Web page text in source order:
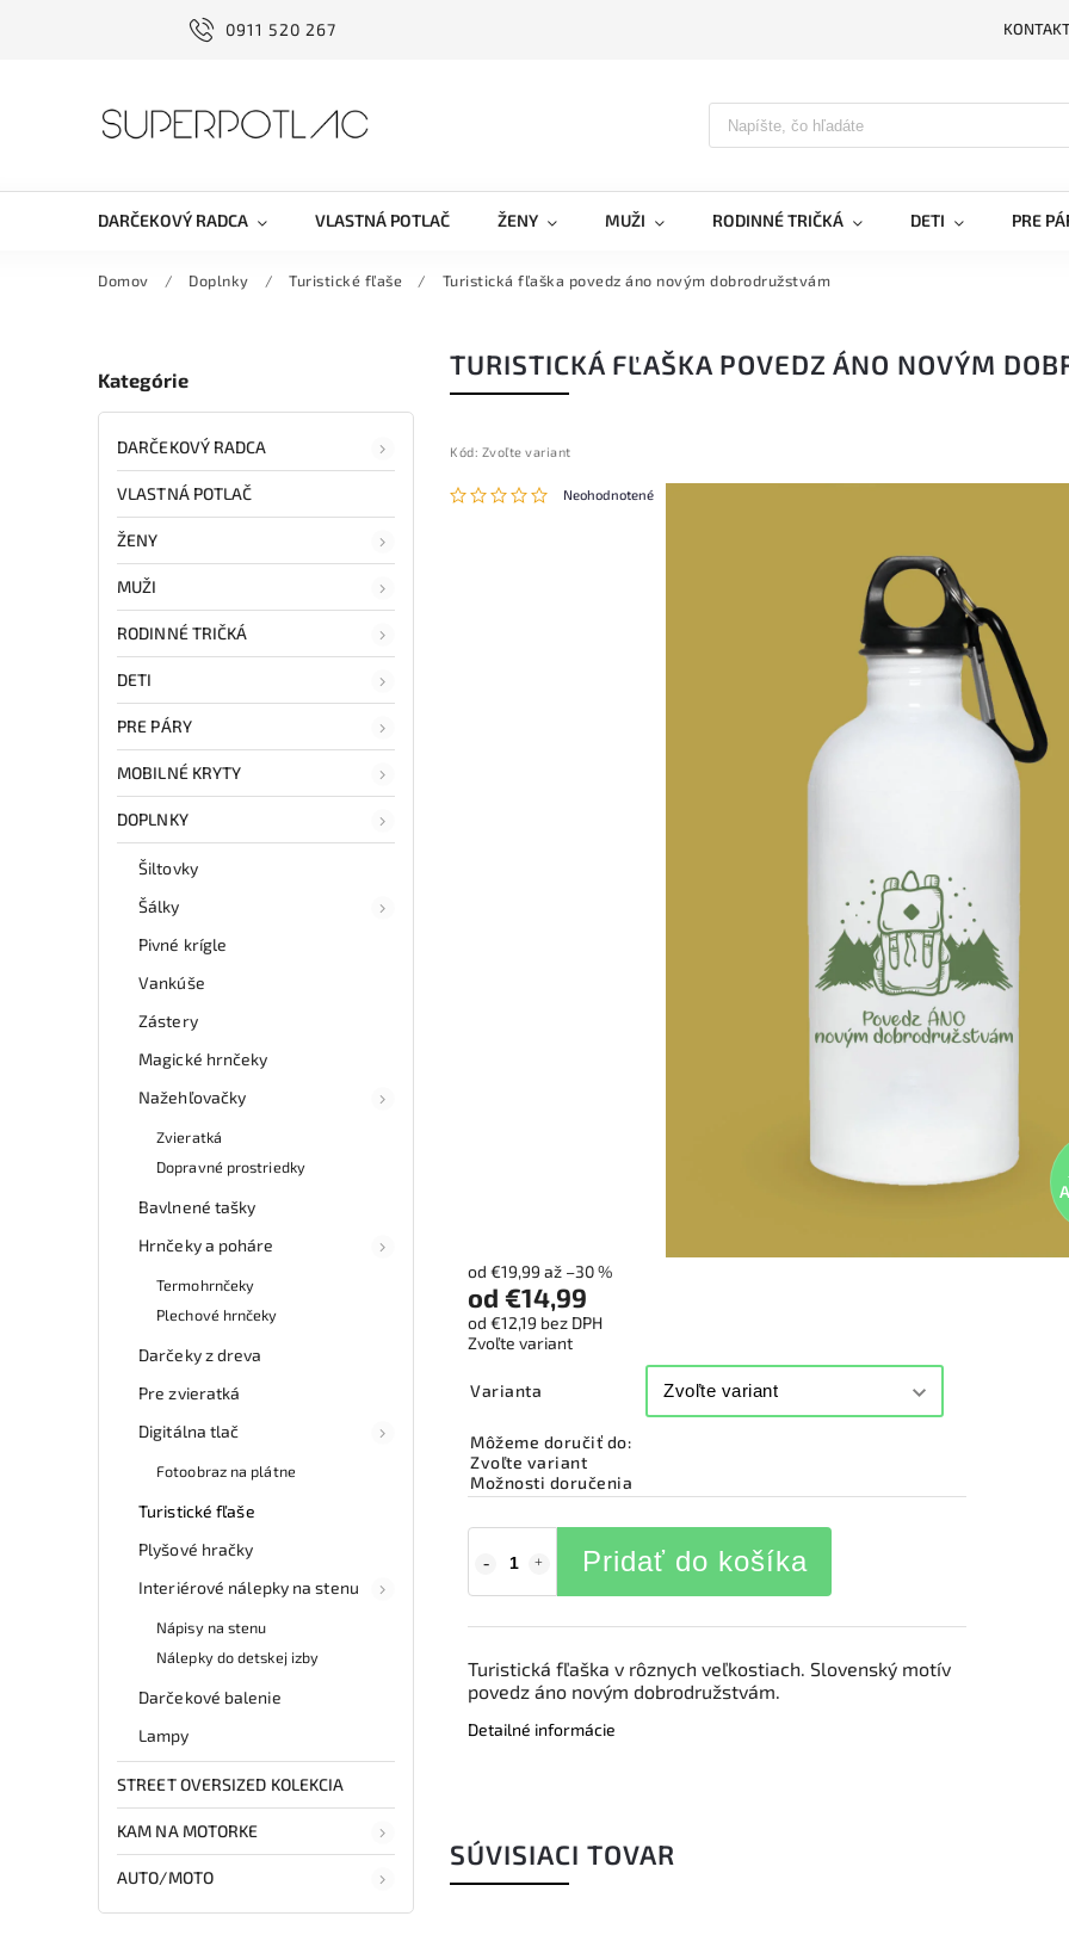
0911 520 267
DARČEKOVÝ RADCA VLASTNÁ POTLAČ ŽENY MUŽI RODINNÉ TRIČKÁ DETI PRE
Domov / Doplnky / Turistické fľaše / Turistická fľaška povedz áno novým dobrodružstvám
Kategórie
DARČEKOVÝ RADCA
VLASTNÁ POTLAČ
ŽENY
MUŽI
RODINNÉ TRIČKÁ
DETI
PRE PÁRY
MOBILNÉ KRYTY
DOPLNKY
Šiltovky
Šálky
Pivné krígle
Vankúše
Zástery
Magické hrnčeky
Nažehľovačky
Zvieratká
Dopravné prostriedky
Bavlnené tašky
Hrnčeky a poháre
Termohrnčeky
Plechové hrnčeky
Darčeky z dreva
Pre zvieratká
Digitálna tlač
Fotoobraz na plátne
Turistické fľaše
Plyšové hračky
Interiérové nálepky na stenu
Nápisy na stenu
Nálepky do detskej izby
Darčekové balenie
Lampy
STREET OVERSIZED KOLEKCIA
KAM NA MOTORKE
AUTO/MOTO
TURISTICKÁ FĽAŠKA POVEDZ ÁNO NOVÝM
Kód: Zvoľte variant
Neohodnotené
od €19,99 až –30 %
od €14,99
od €12,19 bez DPH
Zvoľte variant
Varianta
Môžeme doručiť do:
Zvoľte variant
Možnosti doručenia
Pridať do košíka
Turistická fľaška v rôznych veľkostiach. Slovenský motív
povedz áno novým dobrodružstvám.
Detailné informácie
SÚVISIACI TOVAR